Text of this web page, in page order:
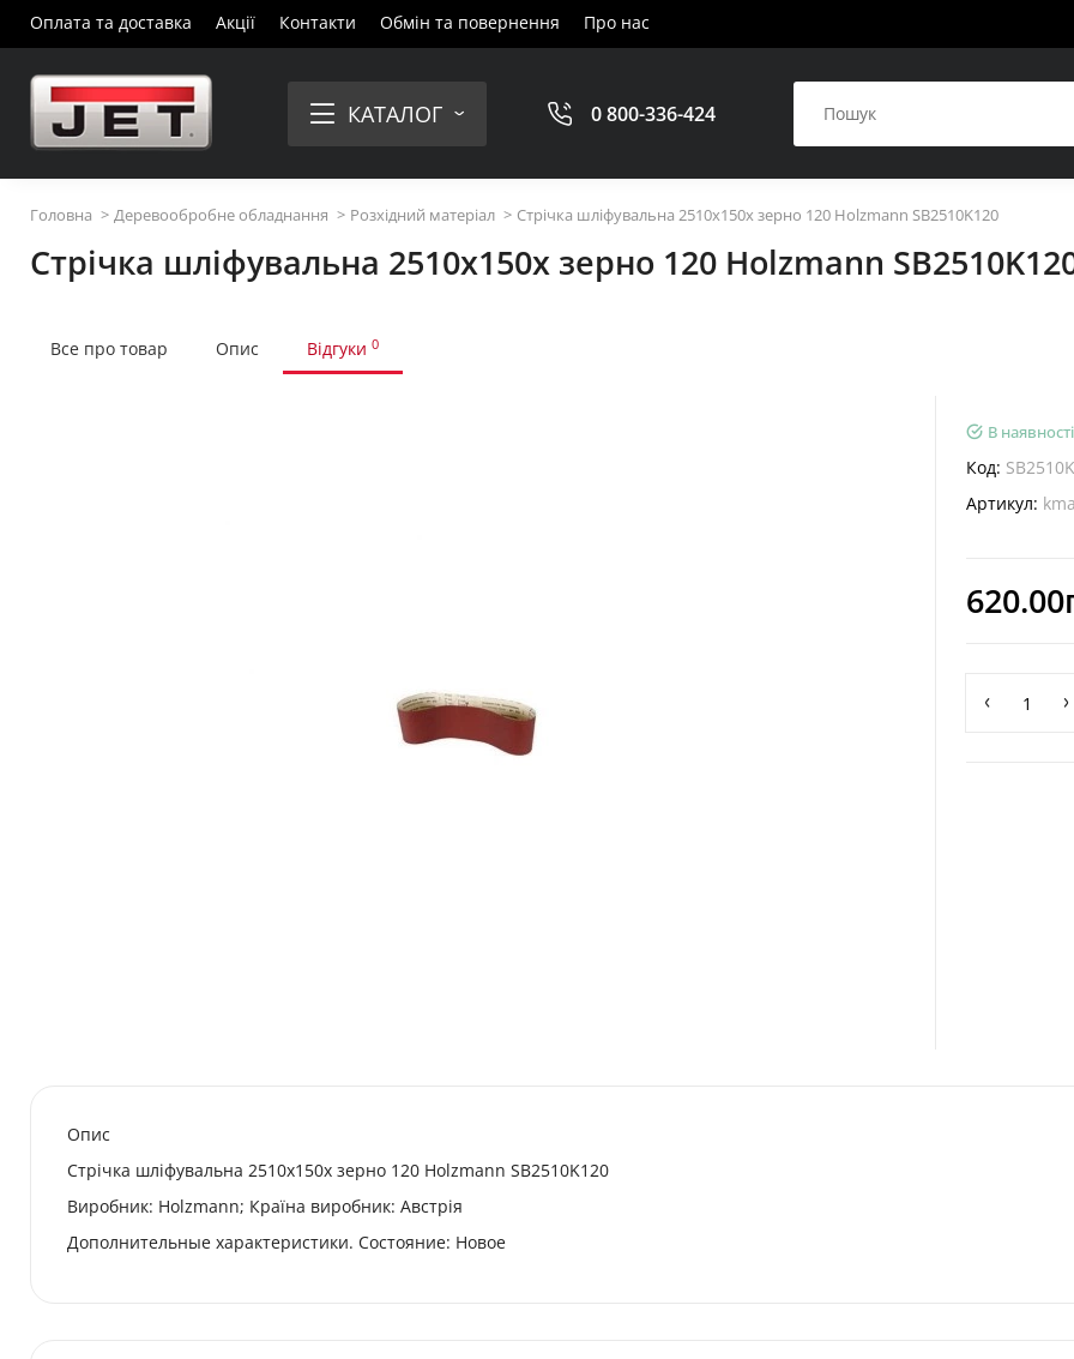
Оплата та доставка Акції Контакти Обмін та повернення Про нас
КАТАЛОГ 0 800-336-424
Головна Деревообробне обладнання Розхідний матеріал Стрічка шліфувальна 2510x150x зерно 120 Holzmann SB2510K120
Стрічка шліфувальна 2510x150x зерно 120 Holzmann
Все про товар Опис Відгуки 0
В наявності
Код:
Артикул:
Опис
Стрічка шліфувальна 2510x150x зерно 120 Holzmann SB2510K120
Виробник: Holzmann; Країна виробник: Австрія
Дополнительные характеристики. Состояние: Новое